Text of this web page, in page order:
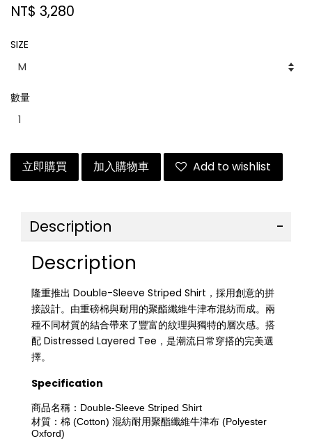
NT$ 3,280
SIZE
數量
立即購買 加入購物車 Add to wishlist
Description
Description
隆重推出 Double-Sleeve Striped Shirt，採用創意的拼
接設計。由重磅棉與耐用的聚酯纖維牛津布混紡而成。兩
種不同材質的結合帶來了豐富的紋理與獨特的層次感。搭
配 Distressed Layered Tee，是潮流日常穿搭的完美選
擇。
Specification
商品名稱：Double-Sleeve Striped Shirt
材質：棉 (Cotton) 混紡耐用聚酯纖維牛津布 (Polyester
Oxford)